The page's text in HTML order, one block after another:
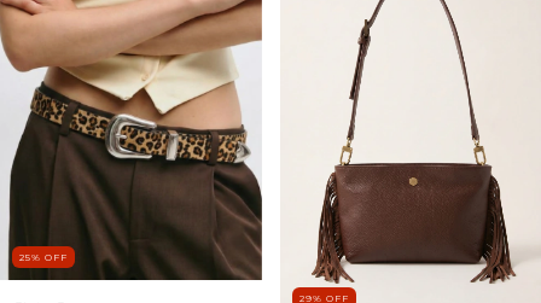
25% OFF
29% OFF